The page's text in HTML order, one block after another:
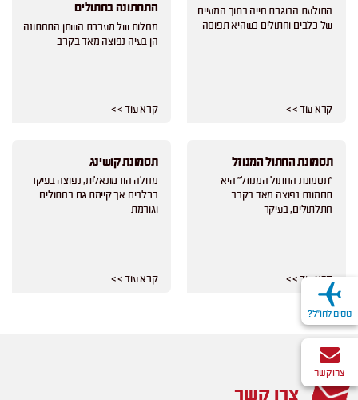
התולעת הבוגרת חייה בתוך המעיים
של כלבים וחתולים כשהיא תפוסה
קרא עוד > >
התחתונה בחתולים
מחלות של מערכת השתן התחתונה
הן בעיה נפוצה מאד בקרב
קרא עוד > >
תסמונת החתול המנוזל
"תסמונת החתול המנוזל" היא
תסמונת נפוצה מאד בקרב
חתלתולים, בעיקר
קרא עוד > >
תסמונת קושינג
מחלה הורמונאלית, נפוצה בעיקר
בכלבים אך קיימת גם בחתולים
וגורמת
קרא עוד > >
צרו קשר
טסים לחו"ל?
צרו קשר